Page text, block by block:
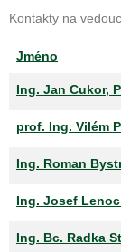
Kontakty na
Jméno
Ing. Jan Cukor,
prof. Ing. Vilém
Ing. Roman
Ing. Josef
Ing. Bc. Radka